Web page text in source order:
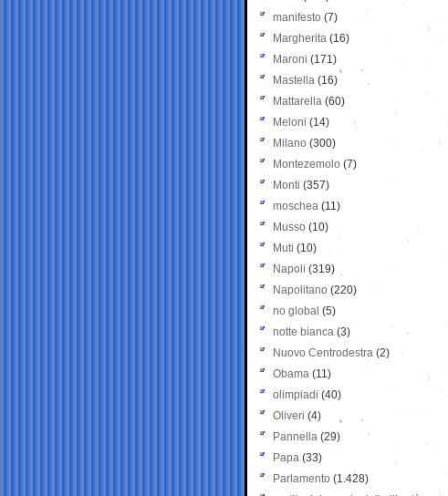
manifesto (7)
Margherita (16)
Maroni (171)
Mastella (16)
Mattarella (60)
Meloni (14)
Milano (300)
Montezemolo (7)
Monti (357)
moschea (11)
Musso (10)
Muti (10)
Napoli (319)
Napolitano (220)
no global (5)
notte bianca (3)
Nuovo Centrodestra (2)
Obama (11)
olimpiadi (40)
Oliveri (4)
Pannella (29)
Papa (33)
Parlamento (1.428)